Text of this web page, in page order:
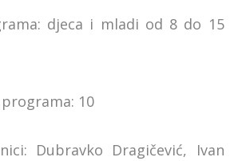
djeca i mladi od 8 do 15
10
Dubravko Dragičević, Ivan